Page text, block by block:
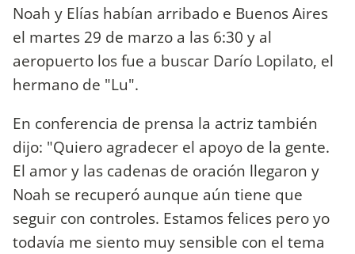
Noah y Elías habían arribado e Buenos Aires
el martes 29 de marzo a las 6:30 y al
aeropuerto los fue a buscar Darío Lopilato, el
hermano de "Lu".
En conferencia de prensa la actriz también
dijo: "Quiero agradecer el apoyo de la gente.
El amor y las cadenas de oración llegaron y
Noah se recuperó aunque aún tiene que
seguir con controles. Estamos felices pero yo
todavía me siento muy sensible con el tema